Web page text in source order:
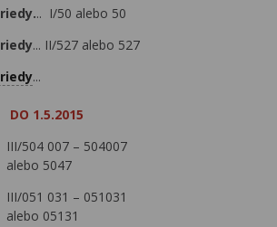
.. I/50 alebo 50
... II/527 alebo 527
...
DO 1.5.2015
III/504 007 – 504007
alebo 5047
III/051 031 – 051031
alebo 05131